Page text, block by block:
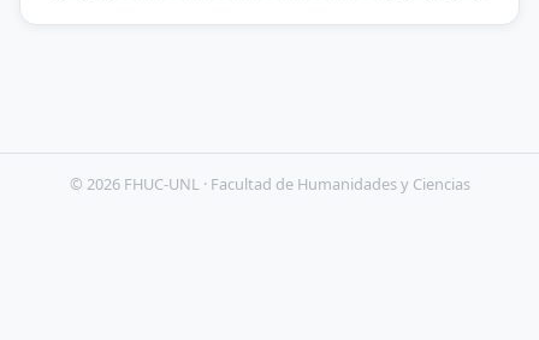
© 2026 FHUC-UNL · Facultad de Humanidades y Ciencias